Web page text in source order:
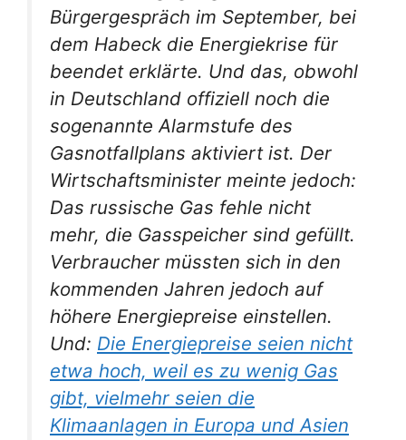
Bürgergespräch im September, bei
dem Habeck die Energiekrise für
beendet erklärte. Und das, obwohl
in Deutschland offiziell noch die
sogenannte Alarmstufe des
Gasnotfallplans aktiviert ist. Der
Wirtschaftsminister meinte jedoch:
Das russische Gas fehle nicht
mehr, die Gasspeicher sind gefüllt.
Verbraucher müssten sich in den
kommenden Jahren jedoch auf
höhere Energiepreise einstellen.
Und: Die Energiepreise seien nicht
etwa hoch, weil es zu wenig Gas
gibt, vielmehr seien die
Klimaanlagen in Europa und Asien